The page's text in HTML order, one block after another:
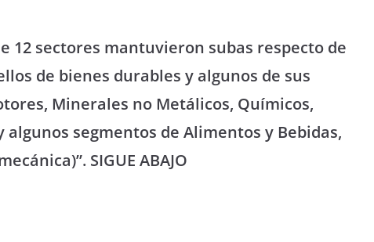
12 sectores mantuvieron subas respecto de
de bienes durables y algunos de sus
Minerales no Metálicos, Químicos,
algunos segmentos de Alimentos y Bebidas,
SIGUE ABAJO